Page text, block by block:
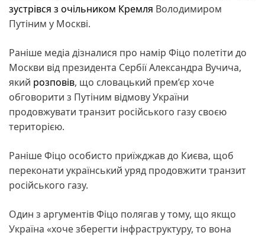
зустрівся з очільником Кремля Володимиром
Путіним у Москві.
Раніше медіа дізналися про намір Фіцо полетіти до
Москви від президента Сербії Александра Вучича,
який розповів, що словацький прем’єр хоче
обговорити з Путіним відмову України
продовжувати транзит російського газу своєю
територією.
Раніше Фіцо особисто приїжджав до Києва, щоб
переконати український уряд продовжити транзит
російського газу.
Один з аргументів Фіцо полягав у тому, що якщо
Україна «хоче зберегти інфраструктуру, то вона